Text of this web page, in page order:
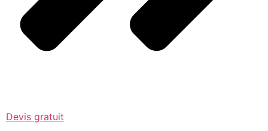
Devis gratuit